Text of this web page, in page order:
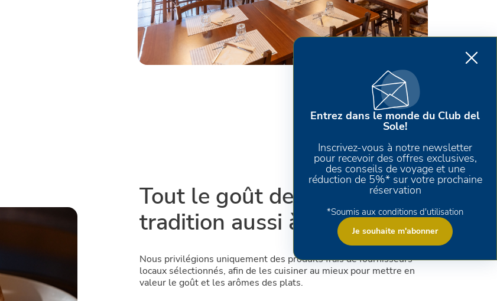
Tout le goût de la
tradition aussi à table
Nous privilégions uniquement des produits frais de fournisseurs
locaux sélectionnés, afin de les cuisiner au mieux pour mettre en
valeur le goût et les arômes des plats.
Entrez dans le monde du Club del
Sole!
Inscrivez-vous à notre newsletter
pour recevoir des offres exclusives,
des conseils de voyage et une
réduction de 5%* sur votre prochaine
réservation
*Soumis aux conditions d'utilisation
Je souhaite m'abonner